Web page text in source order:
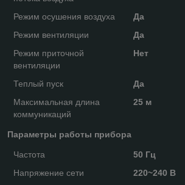
Режим осушения воздуха
Да
Режим вентиляции
Да
Режим приточной
вентиляции
Нет
Теплый пуск
Да
Максимальная длина
коммуникаций
25 м
Параметры работы прибора
Частота
50 Гц
Напряжение сети
220~240 В